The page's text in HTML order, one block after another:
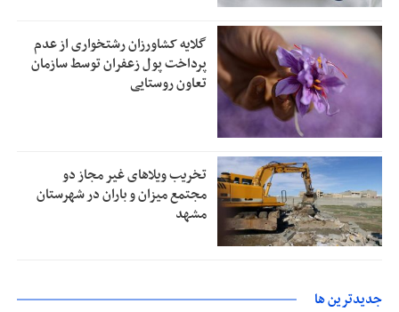
گلایه کشاورزان رشتخواری از عدم
پرداخت پول زعفران توسط سازمان
تعاون روستایی
تخریب ویلاهای غیر مجاز دو
مجتمع میزان و باران در شهرستان
مشهد
جديدترين ها